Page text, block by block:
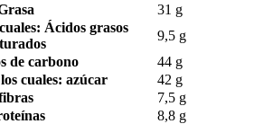
31 g
Ácidos grasos
9,5 g
de carbono
44 g
cuales: azúcar
42 g
7,5 g
8,8 g